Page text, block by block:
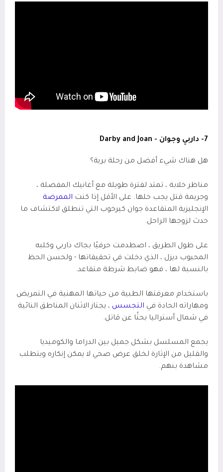
7- داربي وجوان - Darby and Joan
هل هناك شيء أفضل من رحلة برية؟
مناظر خلابة ، تمتد لفترة طويلة مع أغانيك المفضلة ،
وجريمة قتل يجب حلها. على الأقل إذا كنت الممرضة
الإنجليزية المتقاعدة جوان كيرخوب التي تنطلق لاكتشاف ما
حدث لزوجها الراحل.
على طول الطريق ، اصطدمت حرفيًا بجاك داربي وكلبه
المحبوب ديزل ، الذي دخلت في تحقيقاتها - ولحسن الحظ
بالنسبة لها ، فهو ضابط شرطة متقاعد.
باستخدام معرفتها الطبية من حياتها المهنية في التمريض
ومهاراته الحادة في التجسس ، يجتاز الاثنان المناطق النائية
في شمال أستراليا بحثًا عن قاتل.
يجمع المسلسل بشكل جميل بين الدراما والكوميديا ​​
والقليل من الإثارة لخلق عرض صحي لا يمكن إنكاره ويتطلب
مشاهدة بنهم.